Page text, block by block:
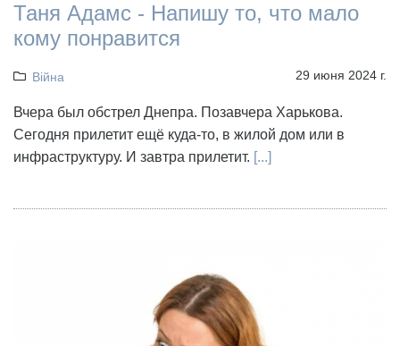
Таня Адамс - Напишу то, что мало
кому понравится
Війна 29 июня 2024 г.
Вчера был обстрел Днепра. Позавчера Харькова.
Сегодня прилетит ещё куда-то, в жилой дом или в
инфраструктуру. И завтра прилетит. [...]